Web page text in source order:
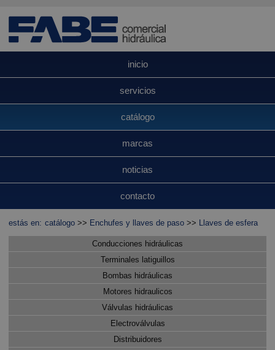
inicio
servicios
catálogo
marcas
noticias
contacto
estás en: catálogo >> Enchufes y llaves de paso >> Llaves de esfera
Conducciones hidráulicas
Terminales latiguillos
Bombas hidráulicas
Motores hidraulicos
Válvulas hidráulicas
Electroválvulas
Distribuidores